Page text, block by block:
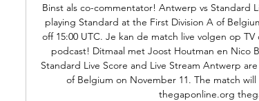
Binst als co-commentator! Antwerp vs Standard
playing Standard at the First Division A of
off 15:00 UTC. Je kan de match live volgen op
podcast! Ditmaal met Joost Houtman en Nico
Standard Live Score and Live Stream Antwerp
of Belgium on November 11. The match
thegaponline.org